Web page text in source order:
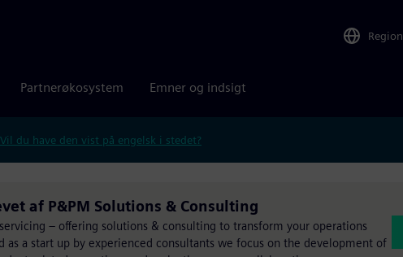
Region
Partnerøkosystem Emner og indsigt
Vil du have den vist på engelsk i stedet?
af P&PM Solutions & Consulting
– offering solutions & consulting to transform your operations
a start up by experienced consultants we focus on the development of